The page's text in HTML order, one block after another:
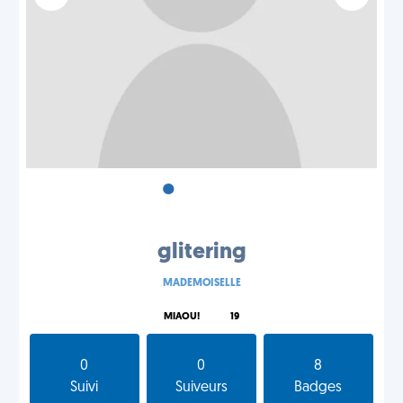
•
glitering
MADEMOISELLE
MIAOU! 19
0
Suivi
0
Suiveurs
8
Badges